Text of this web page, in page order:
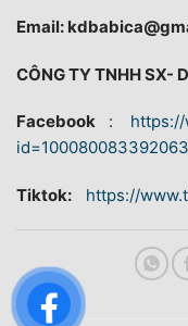
Email:
CÔNG TY TNHH SX-
Facebook :
id=100080083392063
Tiktok: https://